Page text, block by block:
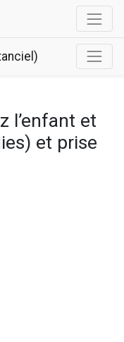
l’enfant et
et prise